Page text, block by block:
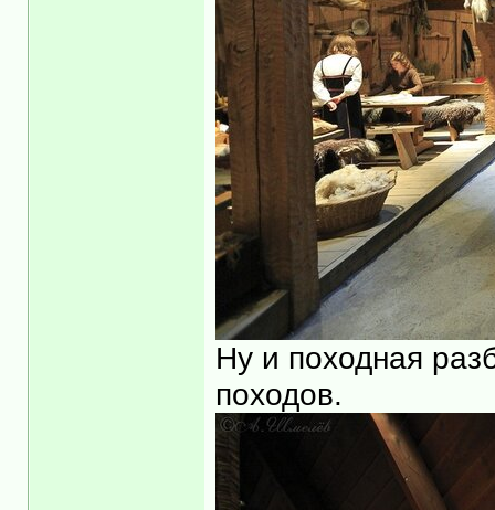
Ну и походная
походов.